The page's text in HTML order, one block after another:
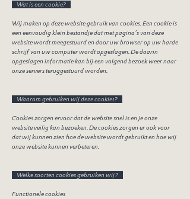
Wat is een cookie?
Wij maken op deze website gebruik van cookies. Een cookie is
een eenvoudig klein bestandje dat met pagina’s van deze
website wordt meegestuurd en door uw browser op uw harde
schrijf van uw computer wordt opgeslagen. De daarin
opgeslagen informatie kan bij een volgend bezoek weer naar
onze servers teruggestuurd worden.
Waarom gebruiken wij deze cookies?
Cookies zorgen ervoor dat de website snel is en je onze
website veilig kan bezoeken. De cookies zorgen er ook voor
dat wij kunnen zien hoe de website wordt gebruikt en hoe wij
onze website kunnen verbeteren.
Welke soorten cookies gebruiken wij?
Functionele cookies